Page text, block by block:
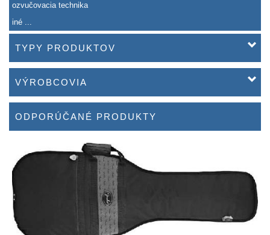
ozvučovacia technika
iné ...
TYPY PRODUKTOV
VÝROBCOVIA
ODPORÚČANÉ PRODUKTY